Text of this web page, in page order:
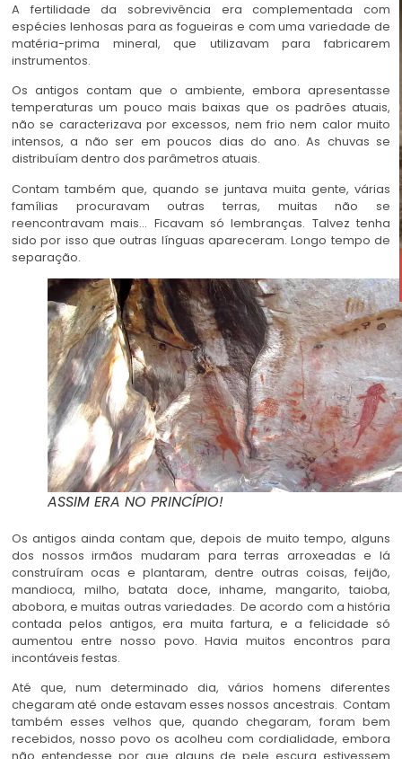
A fertilidade da sobrevivência era complementada com
espécies lenhosas para as fogueiras e com uma variedade de
matéria-prima mineral, que utilizavam para fabricarem
instrumentos.
Os antigos contam que o ambiente, embora apresentasse
temperaturas um pouco mais baixas que os padrões atuais,
não se caracterizava por excessos, nem frio nem calor muito
intensos, a não ser em poucos dias do ano. As chuvas se
distribuíam dentro dos parâmetros atuais.
Contam também que, quando se juntava muita gente, várias
famílias procuravam outras terras, muitas não se
reencontravam mais… Ficavam só lembranças. Talvez tenha
sido por isso que outras línguas apareceram. Longo tempo de
separação.
ASSIM ERA NO PRINCÍPIO!
Os antigos ainda contam que, depois de muito tempo, alguns
dos nossos irmãos mudaram para terras arroxeadas e lá
construíram ocas e plantaram, dentre outras coisas, feijão,
mandioca, milho, batata doce, inhame, mangarito, taioba,
abobora, e muitas outras variedades. De acordo com a história
contada pelos antigos, era muita fartura, e a felicidade só
aumentou entre nosso povo. Havia muitos encontros para
incontáveis festas.
Até que, num determinado dia, vários homens diferentes
chegaram até onde estavam esses nossos ancestrais. Contam
também esses velhos que, quando chegaram, foram bem
recebidos, nosso povo os acolheu com cordialidade, embora